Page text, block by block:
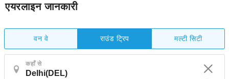
एयरलाइन जानकारी
वन वे राउंड ट्रिप मल्टी सिटी
कहाँ से